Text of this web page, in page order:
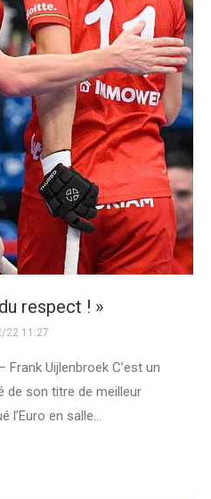
respect ! »
22 11:27
Uijlenbroek C’est un
de son titre de meilleur
l’Euro en salle…